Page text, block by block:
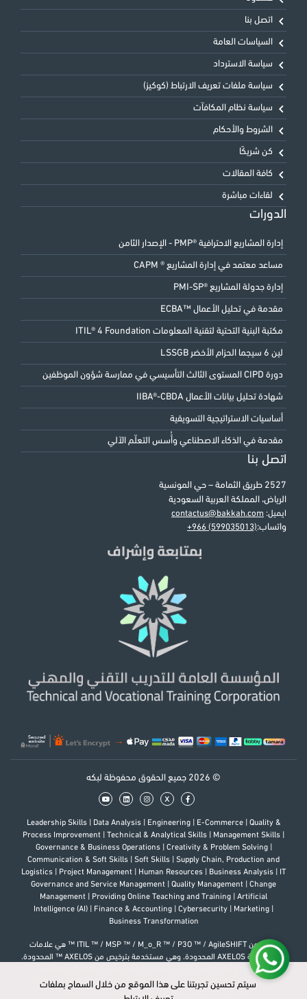
اتصل بنا
السياسات العامة
سياسة الاسترداد
سياسة ملفات تعريف الارتباط (كوكيز)
سياسة نظام المكافآت
الشروط والأحكام
كن شريكًا
كافة المقالات
لقاءات مباشرة
الدورات
إدارة المشاريع الاحترافية ®PMP - الإصدار الثامن
مساعد معتمد في إدارة المشاريع ® CAPM
إدارة جدولة المشاريع ®PMI-SP
مقدمة في تحليل الأعمال ™ECBA
مكتبة البنية التحتية لتقنية المعلومات ITIL® 4 Foundation
لين 6 سيجما الحزام الأخضر LSSGB
دورة CIPD المستوى الثالث التأسيسي في ممارسة شؤون الموظفين
شهادة تحليل بيانات الأعمال IIBA®-CBDA
أساسيات الاستراتيجية التسويقية
مقدمة في الذكاء الاصطناعي وأُسس التعلّم الآلي
اتصل بنا
2527 طريق الثمامة – حي المونسية
الرياض، المملكة العربية السعودية
ايميل: contactus@bakkah.com
واتساب:+966 (599035013)
© 2026 جميع الحقوق محفوظة لبكه
x
Leadership Skills Data Analysis Engineering E-Commerce
Quality &
Process Improvement
Technical & Analytical Skills Management Skills
Governance & Business Operations
Creativity & Problem Solving
Communication & Soft Skills
Soft Skills
Supply Chain, Production and
Logistics
Project Management Human Resources Business Analysis
Governance and Service Management
Quality Management
Change
Management
Providing Online Teaching and Training
Artificial
Intelligence (AI)
Finance & Accounting Cybersecurity Marketing
Business Transformation
إن كل من ITIL ™ / MSP ™ / M_o_R ™ / P3O ™ / AgileSHIFT ™ هي علامات
تجارية لشركة AXELOS المحدودة. وهي مستخدمة بترخيص من AXELOS ™ المحدودة.
إن شعار هو علامة تجارية لشركة AXELOS المحدودة. كل الحقوق محفوظة.
سيتم تحسين تجربتنا على هذا الموقع من خلال السماح بملفات
سيتم تحسين تجربتنا على هذا الموقع من خلال السماح بملفات